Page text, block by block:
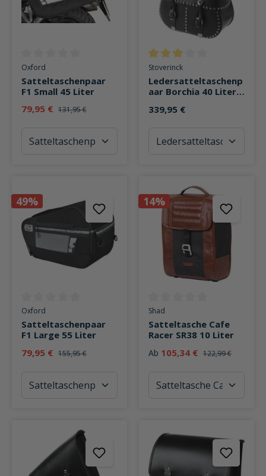
Durchschnittliche Bewertung von 0 von 5 Sternen
Oxford
Satteltaschenpaar
F1 Small 45 Liter
79,95 € 131,95 €
Durchschnittliche Bewertung
Stoverinck
Ledersatteltaschenp
aar Borchia 40 Liter
339,95 €
49%
Durchschnittliche Bewertung von 0 von 5 Sternen
Oxford
Satteltaschenpaar
F1 Large 55 Liter
79,95 € 155,95 €
14%
Durchschnittliche Bewertung
Shad
Satteltasche Cafe
Racer SR38 10 Liter
Ab 105,34 € 122,99 €